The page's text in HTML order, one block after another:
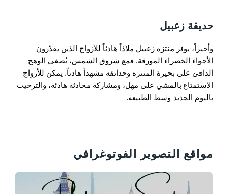
حديقة زعبيل
وأخيراً، يوفر منتزه زعبيل ملاذاً هادئاً للأزواج الذين يقدّرون
الأجواء الخضراء المورقة. فمع شروق الشمس، يُضفي الوهج
الدافئ على بحيرة المنتزه وحدائقه مشهداً هادئاً. يمكن للأزواج
الاستمتاع بالمشي على مهل، ومشاركة محادثة هادئة، والترحيب
باليوم الجديد وسط الطبيعة.
مواقع التصوير الفوتوغرافي